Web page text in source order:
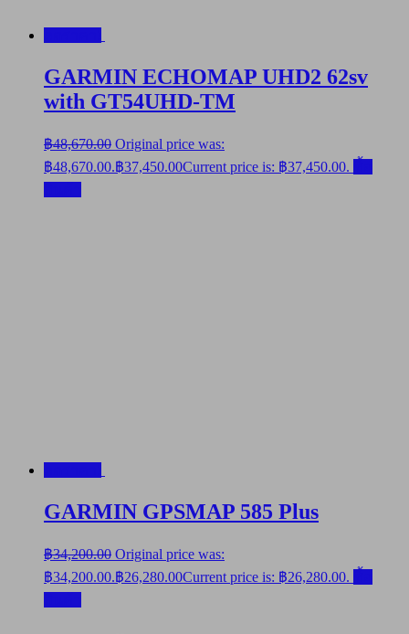
GARMIN ECHOMAP UHD2 62sv
with GT54UHD-TM
฿48,670.00 Original price was:
฿48,670.00.฿37,450.00Current price is: ฿37,450.00.
GARMIN GPSMAP 585 Plus
฿34,200.00 Original price was:
฿34,200.00.฿26,280.00Current price is: ฿26,280.00.